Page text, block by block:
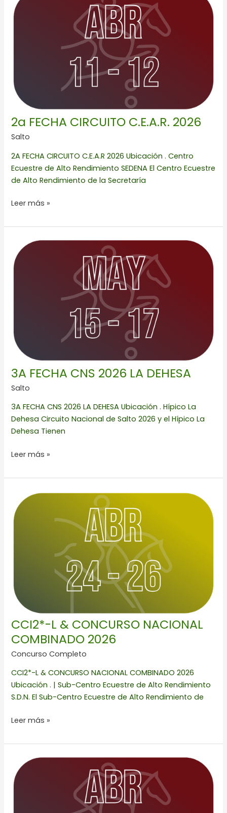
2a FECHA CIRCUITO C.E.A.R. 2026
Salto
2A FECHA CIRCUITO C.E.A.R 2026 Ubicación . Centro
Ecuestre de Alto Rendimiento SEDENA El Centro Ecuestre
de Alto Rendimiento de la Secretaría
CIRCUITO
C.E.A.R.
Leer más »
3A FECHA CNS 2026 LA DEHESA
Salto
3A FECHA CNS 2026 LA DEHESA Ubicación . Hípico La
Dehesa Circuito Nacional de Salto 2026 y el Hípico La
Dehesa Tienen
FECHA
CNS
2026
Leer más »
CCI2*-L & CONCURSO NACIONAL
COMBINADO 2026
Concurso Completo
CCI2*-L & CONCURSO NACIONAL COMBINADO 2026
Ubicación . | Sub-Centro Ecuestre de Alto Rendimiento
S.D.N. El Sub-Centro Ecuestre de Alto Rendimiento de
&
CONCURSO
Leer más »
FECHA
CIRCUITO
ECUESTRE